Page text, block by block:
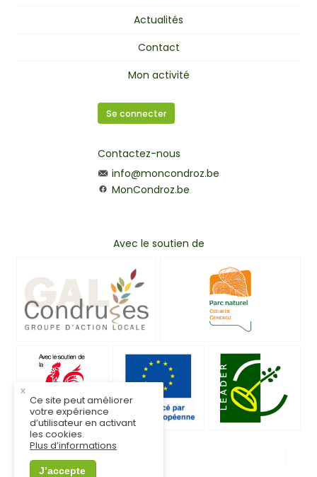
Actualités
Contact
Mon activité
Se connecter
Contactez-nous
info@moncondroz.be
MonCondroz.be
Avec le soutien de
© MonCondroz.be
Mentions légales
x
Ce site peut améliorer
votre expérience
d’utilisateur en activant
les cookies.
Plus d’informations
J’accepte